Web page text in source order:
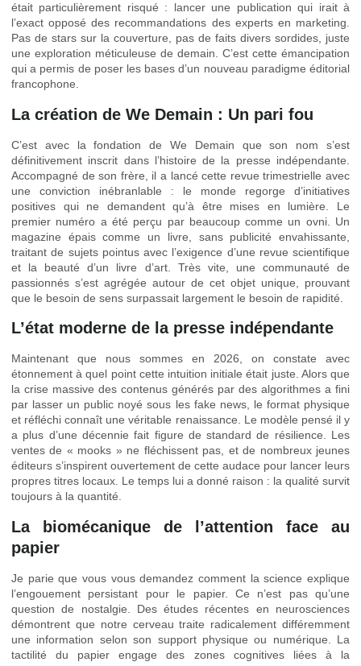
était particulièrement risqué : lancer une publication qui irait à
l’exact opposé des recommandations des experts en marketing.
Pas de stars sur la couverture, pas de faits divers sordides, juste
une exploration méticuleuse de demain. C’est cette émancipation
qui a permis de poser les bases d’un nouveau paradigme éditorial
francophone.
La création de We Demain : Un pari fou
C’est avec la fondation de We Demain que son nom s’est
définitivement inscrit dans l’histoire de la presse indépendante.
Accompagné de son frère, il a lancé cette revue trimestrielle avec
une conviction inébranlable : le monde regorge d’initiatives
positives qui ne demandent qu’à être mises en lumière. Le
premier numéro a été perçu par beaucoup comme un ovni. Un
magazine épais comme un livre, sans publicité envahissante,
traitant de sujets pointus avec l’exigence d’une revue scientifique
et la beauté d’un livre d’art. Très vite, une communauté de
passionnés s’est agrégée autour de cet objet unique, prouvant
que le besoin de sens surpassait largement le besoin de rapidité.
L’état moderne de la presse indépendante
Maintenant que nous sommes en 2026, on constate avec
étonnement à quel point cette intuition initiale était juste. Alors que
la crise massive des contenus générés par des algorithmes a fini
par lasser un public noyé sous les fake news, le format physique
et réfléchi connaît une véritable renaissance. Le modèle pensé il y
a plus d’une décennie fait figure de standard de résilience. Les
ventes de « mooks » ne fléchissent pas, et de nombreux jeunes
éditeurs s’inspirent ouvertement de cette audace pour lancer leurs
propres titres locaux. Le temps lui a donné raison : la qualité survit
toujours à la quantité.
La biomécanique de l’attention face au
papier
Je parie que vous vous demandez comment la science explique
l’engouement persistant pour le papier. Ce n’est pas qu’une
question de nostalgie. Des études récentes en neurosciences
démontrent que notre cerveau traite radicalement différemment
une information selon son support physique ou numérique. La
tactilité du papier engage des zones cognitives liées à la